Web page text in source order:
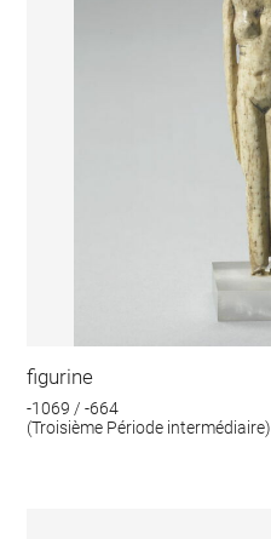
figurine
-1069 / -664
(Troisième Période intermédiaire)